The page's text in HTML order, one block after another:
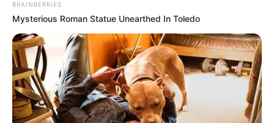
BRAINBERRIES
Mysterious Roman Statue Unearthed In Toledo